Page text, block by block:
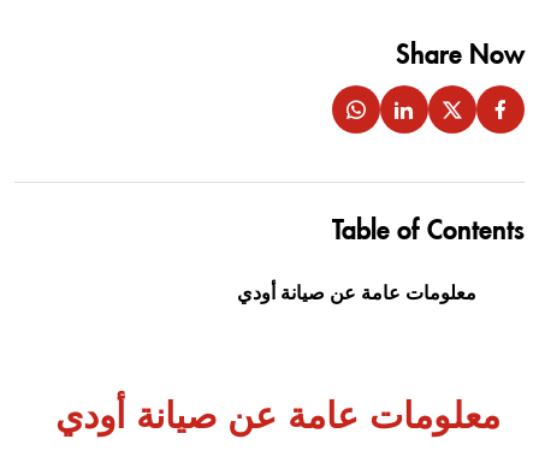
Share Now
Table of Contents
معلومات عامة عن صيانة أودي
معلومات عامة عن صيانة أودي